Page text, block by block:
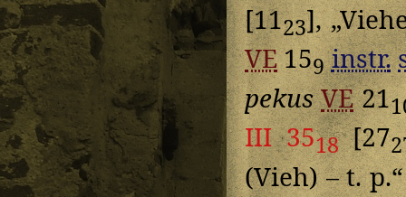
[1123],
VE159 instr.
pekus VE21
III 3518[27
(Vieh) – t.